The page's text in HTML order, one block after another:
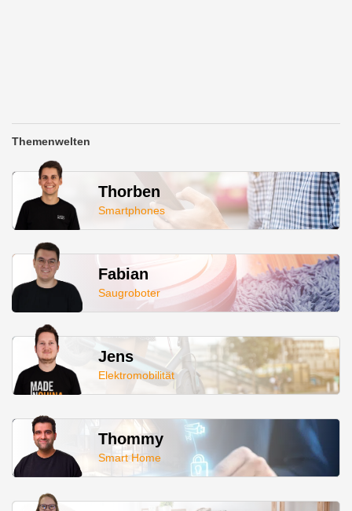
Themenwelten
Thorben
Smartphones
Fabian
Saugroboter
Jens
Elektromobilität
Thommy
Smart Home